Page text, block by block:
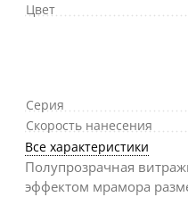
Цвет
Серия
Скорость нанесения
Все характеристики
Полупрозрачная
эффектом мрамора